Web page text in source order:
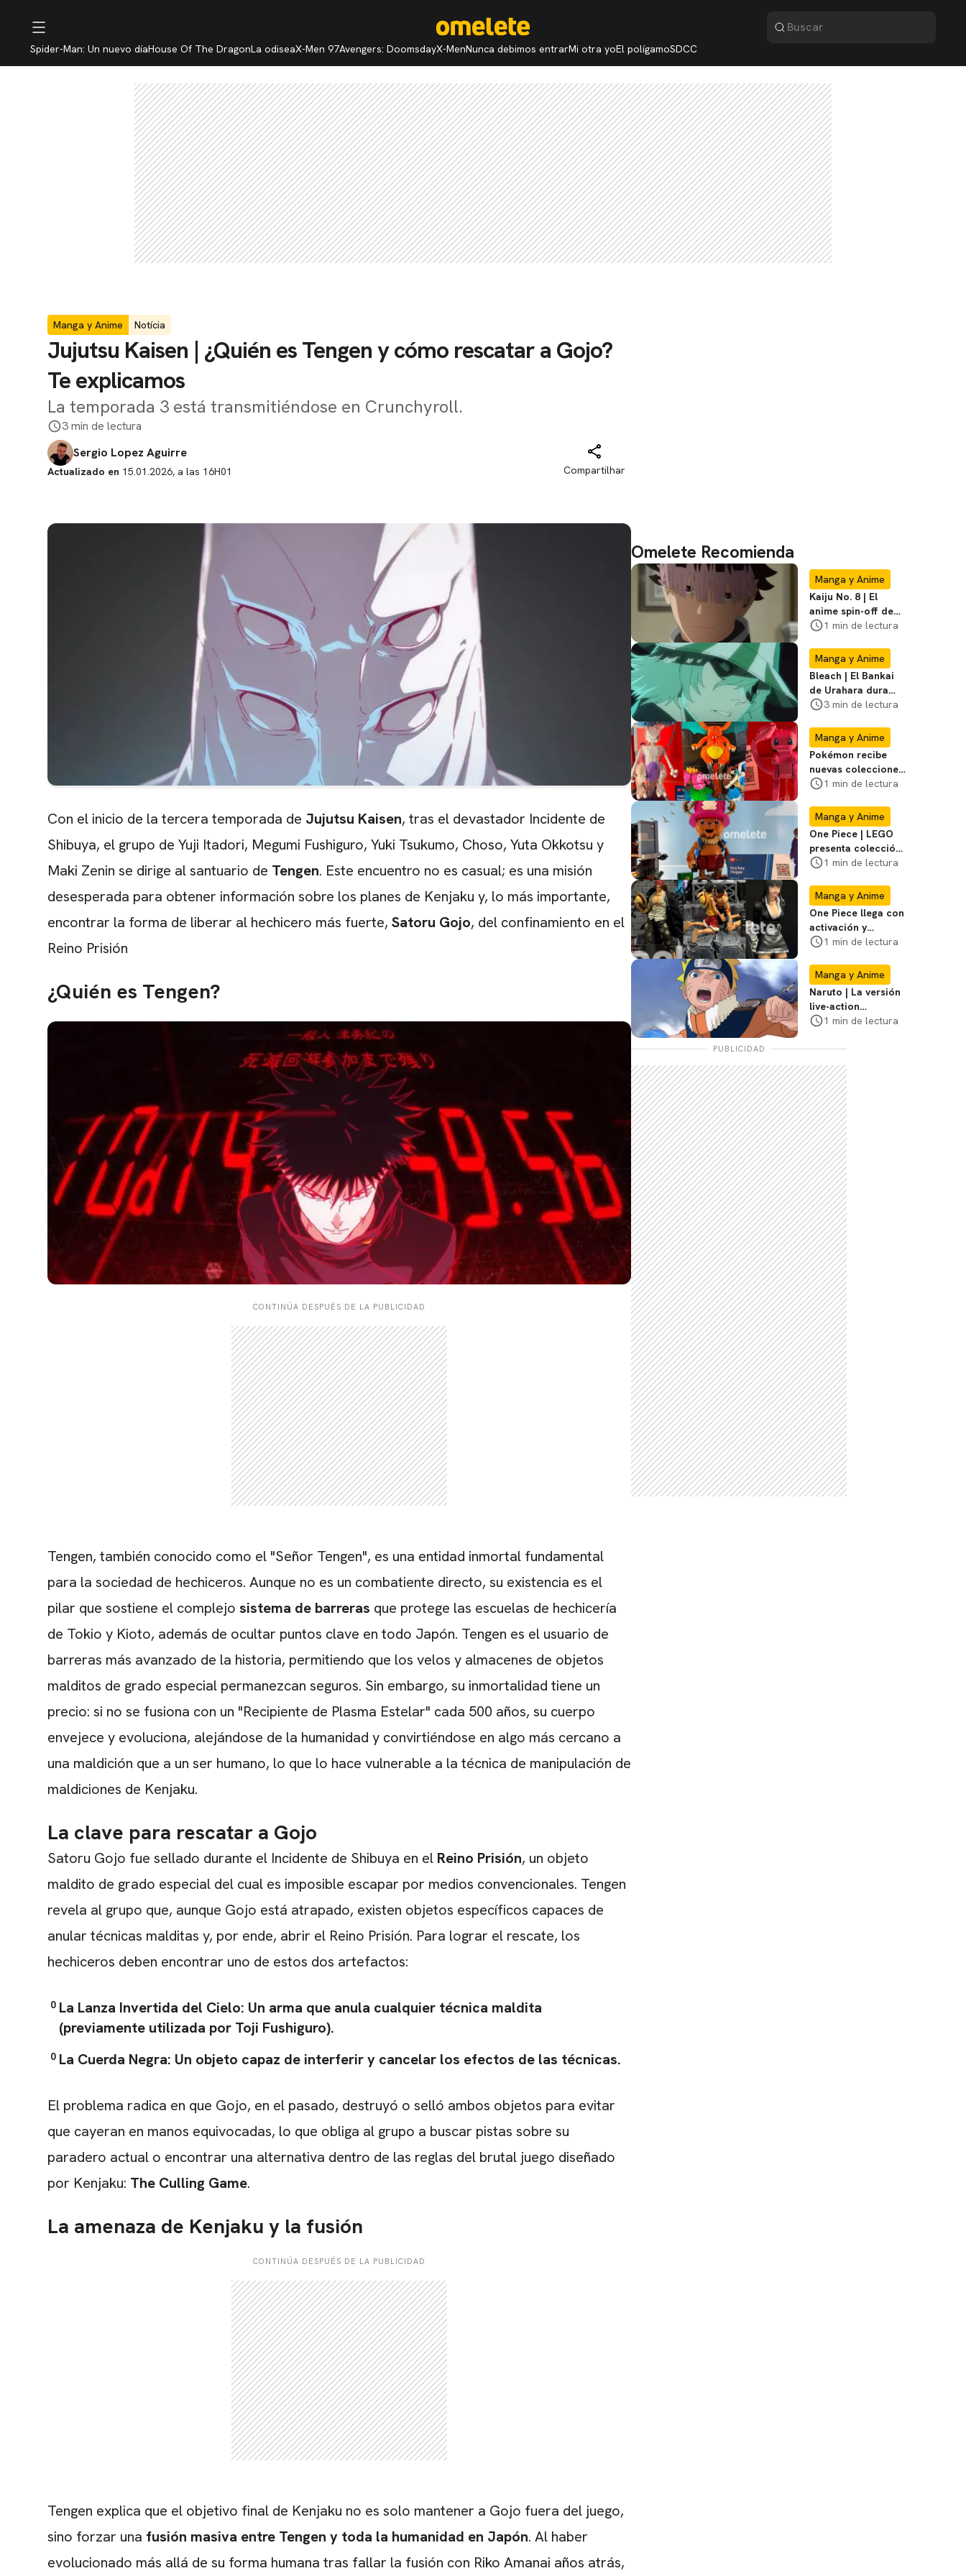
Spider-Man: Un nuevo díaHouse Of The DragonLa odiseaX-Men 97Avengers: DoomsdayX-MenNunca debimos entrarMi otra yoEl polígamoSDCC
Manga y Anime Notícia
Jujutsu Kaisen | ¿Quién es Tengen y cómo rescatar a Gojo?
Te explicamos
La temporada 3 está transmitiéndose en Crunchyroll.
3 min de lectura
Sergio Lopez Aguirre
Actualizado en 15.01.2026, a las 16H01 Compartilhar
Con el inicio de la tercera temporada de Jujutsu Kaisen, tras el devastador Incidente de
Shibuya, el grupo de Yuji Itadori, Megumi Fushiguro, Yuki Tsukumo, Choso, Yuta Okkotsu y
Maki Zenin se dirige al santuario de Tengen. Este encuentro no es casual; es una misión
desesperada para obtener información sobre los planes de Kenjaku y, lo más importante,
encontrar la forma de liberar al hechicero más fuerte, Satoru Gojo, del confinamiento en el
Reino Prisión
¿Quién es Tengen?
CONTINÚA DESPUÉS DE LA PUBLICIDAD
Tengen, también conocido como el "Señor Tengen", es una entidad inmortal fundamental
para la sociedad de hechiceros. Aunque no es un combatiente directo, su existencia es el
pilar que sostiene el complejo sistema de barreras que protege las escuelas de hechicería
de Tokio y Kioto, además de ocultar puntos clave en todo Japón. Tengen es el usuario de
barreras más avanzado de la historia, permitiendo que los velos y almacenes de objetos
malditos de grado especial permanezcan seguros. Sin embargo, su inmortalidad tiene un
precio: si no se fusiona con un "Recipiente de Plasma Estelar" cada 500 años, su cuerpo
envejece y evoluciona, alejándose de la humanidad y convirtiéndose en algo más cercano a
una maldición que a un ser humano, lo que lo hace vulnerable a la técnica de manipulación de
maldiciones de Kenjaku.
La clave para rescatar a Gojo
Satoru Gojo fue sellado durante el Incidente de Shibuya en el Reino Prisión, un objeto
maldito de grado especial del cual es imposible escapar por medios convencionales. Tengen
revela al grupo que, aunque Gojo está atrapado, existen objetos específicos capaces de
anular técnicas malditas y, por ende, abrir el Reino Prisión. Para lograr el rescate, los
hechiceros deben encontrar uno de estos dos artefactos:
La Lanza Invertida del Cielo: Un arma que anula cualquier técnica maldita
(previamente utilizada por Toji Fushiguro).
La Cuerda Negra: Un objeto capaz de interferir y cancelar los efectos de las técnicas.
El problema radica en que Gojo, en el pasado, destruyó o selló ambos objetos para evitar
que cayeran en manos equivocadas, lo que obliga al grupo a buscar pistas sobre su
paradero actual o encontrar una alternativa dentro de las reglas del brutal juego diseñado
por Kenjaku: The Culling Game.
La amenaza de Kenjaku y la fusión
CONTINÚA DESPUÉS DE LA PUBLICIDAD
Tengen explica que el objetivo final de Kenjaku no es solo mantener a Gojo fuera del juego,
sino forzar una fusión masiva entre Tengen y toda la humanidad en Japón. Al haber
evolucionado más allá de su forma humana tras fallar la fusión con Riko Amanai años atrás,
Omelete Recomienda
Manga y Anime
Kaiju No. 8 | El
anime spin-off de
Gen Narumi ya tiene
1 min de lectura
Manga y Anime
Bleach | El Bankai
de Urahara dura
poco, pero tiene
impecable
3 min de lectura
Manga y Anime
Pokémon recibe
nuevas colecciones
de LEGO durante la
fotos
1 min de lectura
Manga y Anime
One Piece | LEGO
presenta colección
de serie de la
Con
1 min de lectura
Manga y Anime
One Piece llega con
activación y
coleccionables a la
Con
1 min de lectura
Manga y Anime
Naruto | La versión
live-action
explorará la
dice el director
1 min de lectura
PUBLICIDAD
CARREGANDO PUBLICIDADE